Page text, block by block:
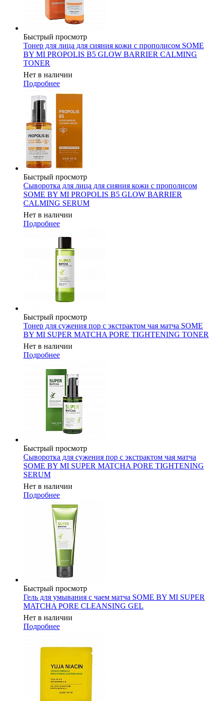
Быстрый просмотр
Тонер для лица для сияния кожи с прополисом SOME
BY MI PROPOLIS B5 GLOW BARRIER CALMING
TONER
Нет в наличии
Подробнее
Быстрый просмотр
Сыворотка для лица для сияния кожи с прополисом
SOME BY MI PROPOLIS B5 GLOW BARRIER
CALMING SERUM
Нет в наличии
Подробнее
Быстрый просмотр
Тонер для сужения пор с экстрактом чая матча SOME
BY MI SUPER MATCHA PORE TIGHTENING TONER
Нет в наличии
Подробнее
Быстрый просмотр
Сыворотка для сужения пор с экстрактом чая матча
SOME BY MI SUPER MATCHA PORE TIGHTENING
SERUM
Нет в наличии
Подробнее
Быстрый просмотр
Гель для умывания с чаем матча SOME BY MI SUPER
MATCHA PORE CLEANSING GEL
Нет в наличии
Подробнее